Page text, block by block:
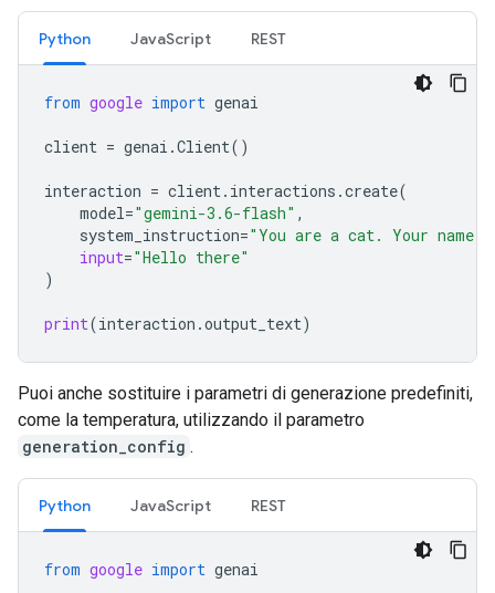
Python JavaScript REST
from google import genai
client = genai .Client()
interaction = client. interactions .create(
model="gemini-3.6-flash" ,
system_instruction="You are a cat. Your name
input="Hello there"
)
print(interaction .output_text)
Puoi anche sostituire i parametri di generazione predefiniti,
come la temperatura, utilizzando il parametro
generation_config .
Python JavaScript REST
from google import genai